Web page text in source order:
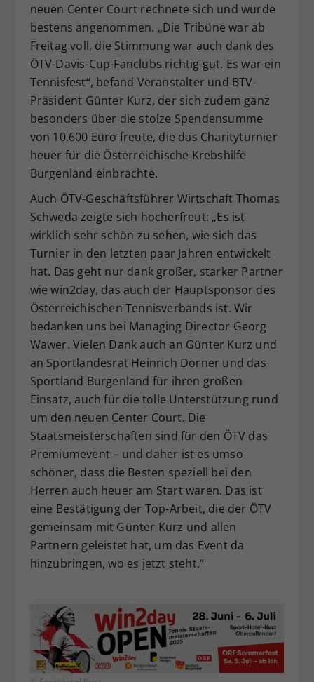
neuen Center Court rechnete sich und wurde
bestens angenommen. „Die Tribüne war ab
Freitag voll, die Stimmung war auch dank des
ÖTV-Davis-Cup-Fanclubs richtig gut. Es war ein
Tennisfest“, befand Veranstalter und BTV-
Präsident Günter Kurz, der sich zudem ganz
besonders über die stolze Spendensumme
von 10.600 Euro freute, die das Charityturnier
heuer für die Österreichische Krebshilfe
Burgenland einbrachte.
Auch ÖTV-Geschäftsführer Wirtschaft Thomas
Schweda zeigte sich hocherfreut: „Es ist
wirklich sehr schön zu sehen, wie sich das
Turnier in den letzten paar Jahren entwickelt
hat. Das geht nur dank großer, starker Partner
wie win2day, das auch der Hauptsponsor des
Österreichischen Tennisverbands ist. Wir
bedanken uns bei Managing Director Georg
Wawer. Vielen Dank auch an Günter Kurz und
an Sportlandesrat Heinrich Dorner und das
Sportland Burgenland für ihren großen
Einsatz, auch für die tolle Unterstützung rund
um den neuen Center Court. Die
Staatsmeisterschaften sind für den ÖTV das
Premiumevent – und daher ist es umso
schöner, dass die Besten speziell bei den
Herren auch heuer am Start waren. Das ist
eine Bestätigung der Top-Arbeit, die der ÖTV
gemeinsam mit Günter Kurz und allen
Partnern geleistet hat, um das Event da
hinzubringen, wo es jetzt steht.“